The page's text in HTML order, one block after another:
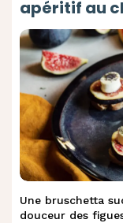
apéritif au
Une bruschetta
douceur des